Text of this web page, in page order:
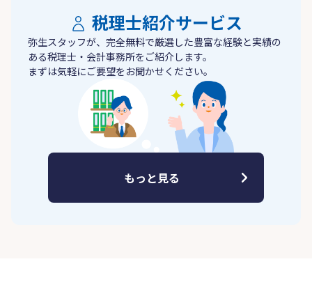
税理士紹介サービス
弥生スタッフが、完全無料で厳選した豊富な経験と実績の
ある税理士・会計事務所をご紹介します。
まずは気軽にご要望をお聞かせください。
もっと見る